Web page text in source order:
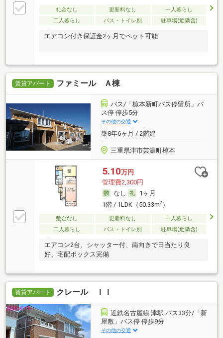
礼金なし 更新料なし
一人暮らし
二人暮らし
バス・トイレ別 駐車場(近隣含)
エアコン付き保証金2ヶ月でペット可能
賃貸アパート ファミール Ａ棟
バス/「椋本新町バス停留所」バ
ス停 停歩5分
その他の交通
築8年6ヶ月 / 2階建
三重県津市芸濃町椋本
5.10万円
管理費2,300円
なし
1ヶ月
1階 / 1LDK（50.33m2）
敷金なし 更新料なし
一人暮らし
二人暮らし
バス・トイレ別 駐車場(近隣含)
エアコン2台、シャッター付、南向きで日当たり良
好、宅配ボックス完備
賃貸アパート クレール ＩＩ
近鉄名古屋線 津駅 バス33分/「新
屋敷」バス停 停歩9分
その他の交通